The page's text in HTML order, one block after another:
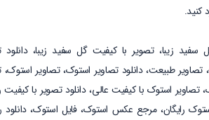
کنید.
سفید زیبا،تصویر با کیفیت گل سفید زیبا،دانلود
،تصاویر طبیعت،دانلودتصاویر استوک،تصاویر استوک،
تصاویر استوک با کیفیت عالی، دانلود تصویر با
رایگان، مرجع عکس استوک، فایل استوک،